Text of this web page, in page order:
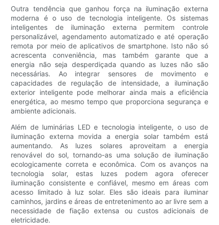
Outra tendência que ganhou força na iluminação externa
moderna é o uso de tecnologia inteligente. Os sistemas
inteligentes de iluminação externa permitem controle
personalizável, agendamento automatizado e até operação
remota por meio de aplicativos de smartphone. Isto não só
acrescenta conveniência, mas também garante que a
energia não seja desperdiçada quando as luzes não são
necessárias. Ao integrar sensores de movimento e
capacidades de regulação de intensidade, a iluminação
exterior inteligente pode melhorar ainda mais a eficiência
energética, ao mesmo tempo que proporciona segurança e
ambiente adicionais.
Além de luminárias LED e tecnologia inteligente, o uso de
iluminação externa movida a energia solar também está
aumentando. As luzes solares aproveitam a energia
renovável do sol, tornando-as uma solução de iluminação
ecologicamente correta e econômica. Com os avanços na
tecnologia solar, estas luzes podem agora oferecer
iluminação consistente e confiável, mesmo em áreas com
acesso limitado à luz solar. Eles são ideais para iluminar
caminhos, jardins e áreas de entretenimento ao ar livre sem a
necessidade de fiação extensa ou custos adicionais de
eletricidade.